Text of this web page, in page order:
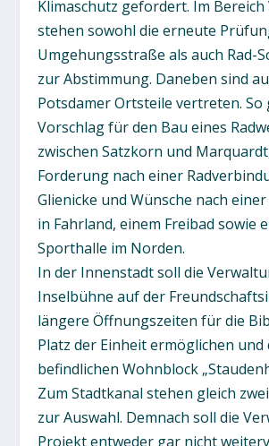
Klimaschutz gefordert. Im
stehen sowohl die erneute
Umgehungsstraße als auch Rad-
zur Abstimmung. Daneben sind
Potsdamer Ortsteile vertreten. So
Vorschlag für den Bau eines
zwischen Satzkorn und
Forderung nach einer
Glienicke und Wünsche nach
in Fahrland, einem Freibad sowie
Sporthalle im Norden.
In der Innenstadt soll die
Inselbühne auf der
längere Öffnungszeiten für die
Platz der Einheit ermöglichen und
befindlichen Wohnblock
Zum Stadtkanal stehen gleich
zur Auswahl. Demnach soll die
Projekt entweder gar nicht